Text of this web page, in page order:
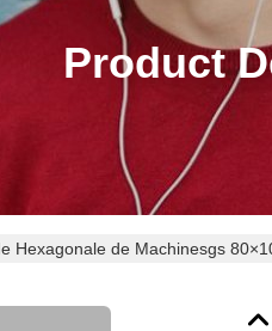
Product
Hexagonale de Machinesgs